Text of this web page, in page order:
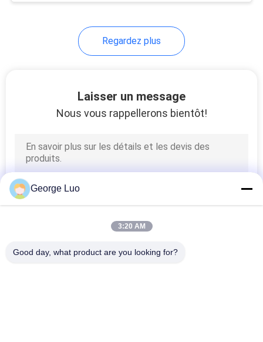
récolteuse aérienne
d'ordre
ascenseur monté
par remorque
Regardez plus
Laisser un message
Nous vous rappellerons bientôt!
George Luo
3:20 AM
Good day, what product are you looking for?